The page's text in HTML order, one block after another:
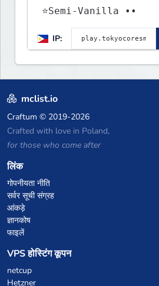
⭐Semi-Vanilla ••
IP:
mclist.io
Craftum © 2019-2026
Crafted with love in Poland,
for those who come after
लिंक
गोपनीयता नीति
सर्वर सूची संग्रह
आंकड़े
ज्ञानकोष
फाइलें
VPS होस्टिंग कूपन
netcup
Hetzner